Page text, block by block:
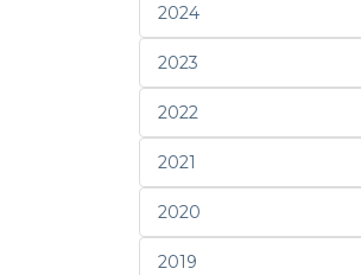
2024
2023
2022
2021
2020
2019